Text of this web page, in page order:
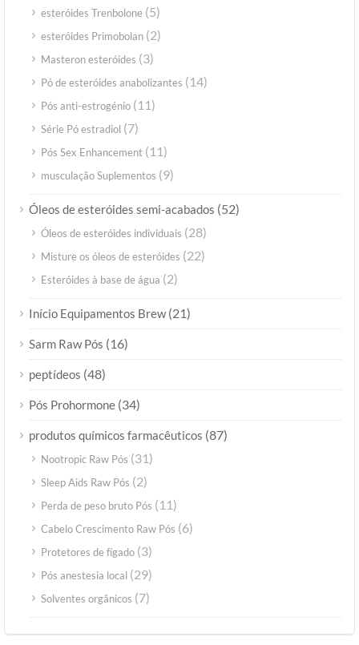
esteróides Trenbolone (5)
esteróides Primobolan (2)
Masteron esteróides (3)
Pó de esteróides anabolizantes (14)
Pós anti-estrogénio (11)
Série Pó estradiol (7)
Pós Sex Enhancement (11)
musculação Suplementos (9)
Óleos de esteróides semi-acabados (52)
Óleos de esteróides individuais (28)
Misture os óleos de esteróides (22)
Esteróides à base de água (2)
Início Equipamentos Brew(21)
Sarm Raw Pós (16)
peptídeos (48)
Pós Prohormone (34)
produtos químicos farmacêuticos (87)
Nootropic Raw Pós (31)
Sleep Aids Raw Pós (2)
Perda de peso bruto Pós (11)
Cabelo Crescimento Raw Pós (6)
Protetores de fígado (3)
Pós anestesia local (29)
Solventes orgânicos (7)